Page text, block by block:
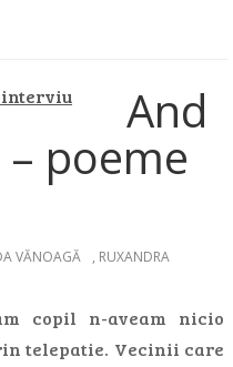
And
poeme
VĂNOAGĂ , RUXANDRA
copil n-aveam nicio
telepatie. Vecinii care